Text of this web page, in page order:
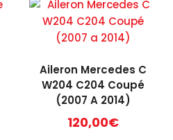
Aileron Mercedes C
W204 C204 Coupé
(2007 A 2014)
120,00€